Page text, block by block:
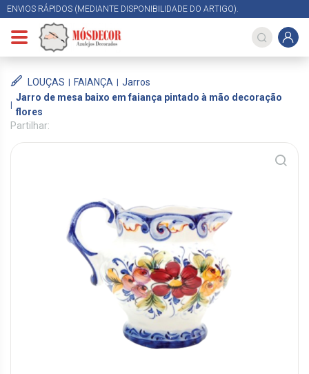
ENVIOS RÁPIDOS (MEDIANTE DISPONIBILIDADE DO ARTIGO).
LOUÇAS FAIANÇA
Jarros
Jarro de mesa baixo em faiança pintado à mão decoração
flores
Partilhar: